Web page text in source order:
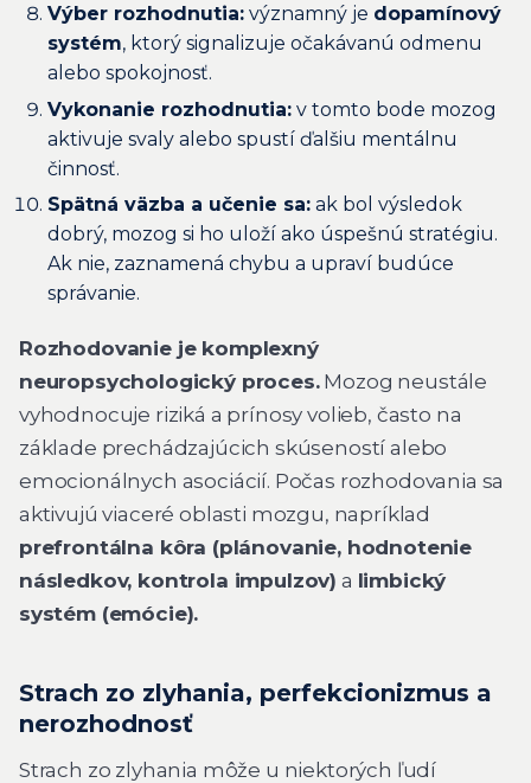
Výber rozhodnutia: významný je dopamínový
systém, ktorý signalizuje očakávanú odmenu
alebo spokojnosť.
Vykonanie rozhodnutia: v tomto bode mozog
aktivuje svaly alebo spustí ďalšiu mentálnu
činnosť.
Spätná väzba a učenie sa: ak bol výsledok
dobrý, mozog si ho uloží ako úspešnú stratégiu.
Ak nie, zaznamená chybu a upraví budúce
správanie.
Rozhodovanie je komplexný
neuropsychologický proces.Mozog neustále
vyhodnocuje riziká a prínosy volieb, často na
základe prechádzajúcich skúseností alebo
emocionálnych asociácií. Počas rozhodovania sa
aktivujú viaceré oblasti mozgu, napríklad
prefrontálna kôra (plánovanie, hodnotenie
následkov, kontrola impulzov) a limbický
systém (emócie).
Strach zo zlyhania, perfekcionizmus a
nerozhodnosť
Strach zo zlyhania môže u niektorých ľudí